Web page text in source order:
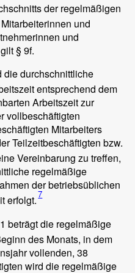
der regelmäßigen
und
und
§ 9f.
die durchschnittliche
entsprechend dem
Arbeitszeit zur
vollbeschäftigten
Mitarbeiters
Teilzeitbeschäftigten bzw.
Vereinbarung zu treffen,
regelmäßige
der betriebsüblichen
erfolgt.7
beträgt die regelmäßige
des Monats, in dem
vollenden, 38
wird die regelmäßige